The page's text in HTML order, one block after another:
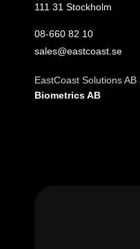
111 31 Stockholm
08‑660 82 10
sales@eastcoast.se
EastCoast Solutions
Biometrics AB